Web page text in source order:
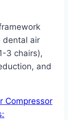
dental air
3 chairs),
and
Compressor